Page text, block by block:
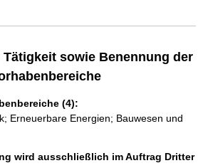
sowie Benennung der
(4):
Erneuerbare Energien; Bauwesen und
wird ausschließlich im Auftrag Dritter